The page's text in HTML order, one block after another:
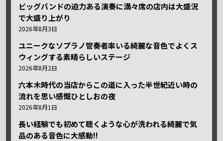
ビッグバンドの迫力ある演奏に満々席の店内は大盛況
で大盛り上がり
2026年8月3日
ユニークなソプラノ管奏者率いる綺麗な音色でよくス
ウィングする素晴らしいステージ
2026年8月2日
六本木時代の当店からこの道に入った半世紀近い時の
流れを思い感慨ひとしおの夜
2026年8月1日
長い経験でも初めて聴くような心が洗われる綺麗で気
品のある音色に大感動!!